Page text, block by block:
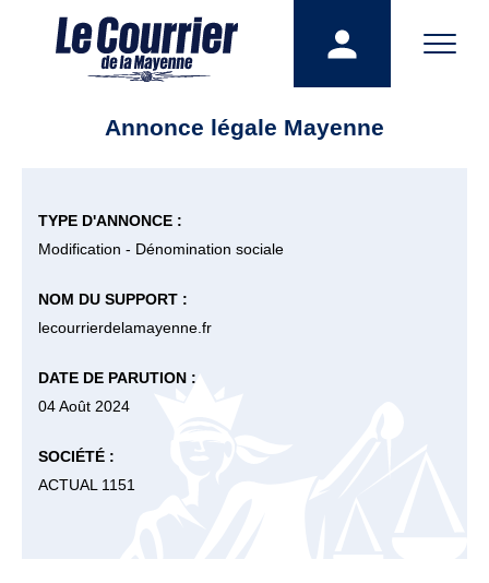
Annonce légale Mayenne
TYPE D'ANNONCE :
Modification - Dénomination sociale
NOM DU SUPPORT :
lecourrierdelamayenne.fr
DATE DE PARUTION :
04 Août 2024
SOCIÉTÉ :
ACTUAL 1151